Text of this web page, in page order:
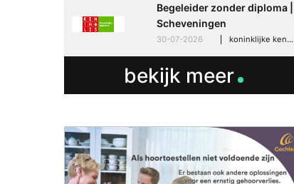
Begeleider zonder diploma |
Scheveningen
30-07-2026 koninklijke kentalis, scheveningen
bekijk meer